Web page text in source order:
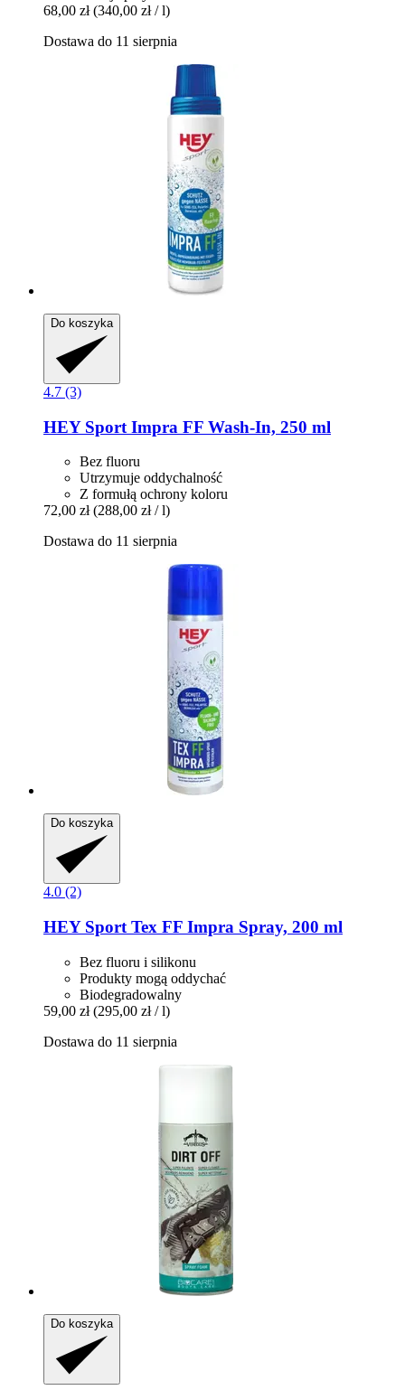
68,00 zł (340,00 zł / l)
Dostawa do 11 sierpnia
Do koszyka
4.7 (3)
HEY Sport Impra FF Wash-​In, 250 ml
Bez fluoru
Utrzymuje oddychalność
Z formułą ochrony koloru
72,00 zł (288,00 zł / l)
Dostawa do 11 sierpnia
Do koszyka
4.0 (2)
HEY Sport Tex FF Impra Spray, 200 ml
Bez fluoru i silikonu
Produkty mogą oddychać
Biodegradowalny
59,00 zł (295,00 zł / l)
Dostawa do 11 sierpnia
Do koszyka